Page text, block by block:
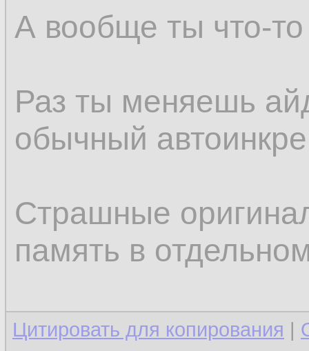
А вообще ты что-
Раз ты меняешь
обычный
Страшные
память в
Цитировать для копирования |